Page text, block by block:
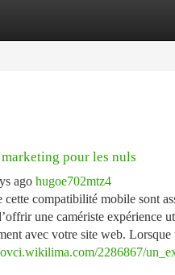
pour les nuls
ago hugoe702mtz4
cette compatibilité mobile sont
une camériste expérience
avec votre site web.
2286867/